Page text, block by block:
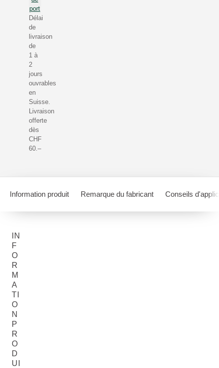
port
Délai
de
livraison
de
1 à
2
jours
ouvrables
en
Suisse.
Livraison
offerte
dès
CHF
60.–
Information produit Remarque du fabricant Conseils
IN
F
O
R
M
A
TI
O
N
P
R
O
D
UI